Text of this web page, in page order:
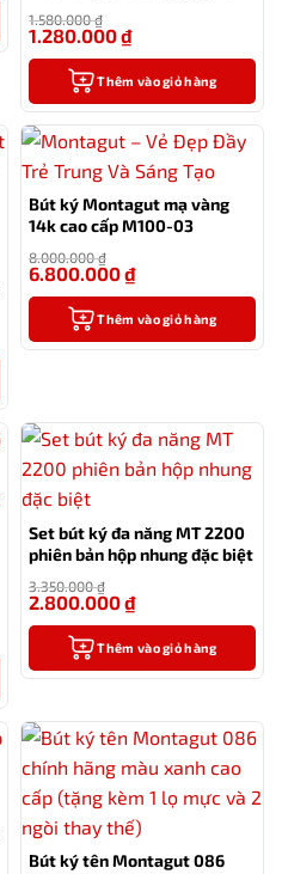
1.580.000₫
1.280.000₫
Thêm vào giỏ hàng
Bút ký Montagut mạ vàng
14k cao cấp M100-03
8.000.000₫
6.800.000₫
Thêm vào giỏ hàng
Set bút ký đa năng MT 2200
phiên bản hộp nhung đặc biệt
3.350.000₫
2.800.000₫
Thêm vào giỏ hàng
Bút ký tên Montagut 086